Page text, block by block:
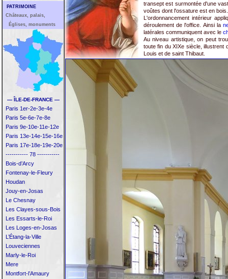
PATRIMOINE
Châteaux, palais,
Églises, monuments
— ÎLE-DE-FRANCE —
Paris 1er-2e-3e-4e
Paris 5e-6e-7e-8e
Paris 9e-10e-11e-12e
Paris 13e-14e-15e-16e
Paris 17e-18e-19e-20e
----------- 78 -----------
Bois-d’Arcy
Fontenay-le-Fleury
Houdan
Jouy-en-Josas
Le Chesnay
Les Clayes-sous-Bois
Les Essarts-le-Roi
Les Loges-en-Josas
L’Étang-la-Ville
Louveciennes
Marly-le-Roi
Mere
Montfort-l’Amaury
transept est surmontée d'une
voûtes dont l'ossature est en bois.
L'ordonnancement intérieur
déroulement de l'office. Ainsi la
latérales communiquent avec le
Au niveau artistique, on peut
toute fin du XIXe siècle,
Louis et de saint Thibaut.